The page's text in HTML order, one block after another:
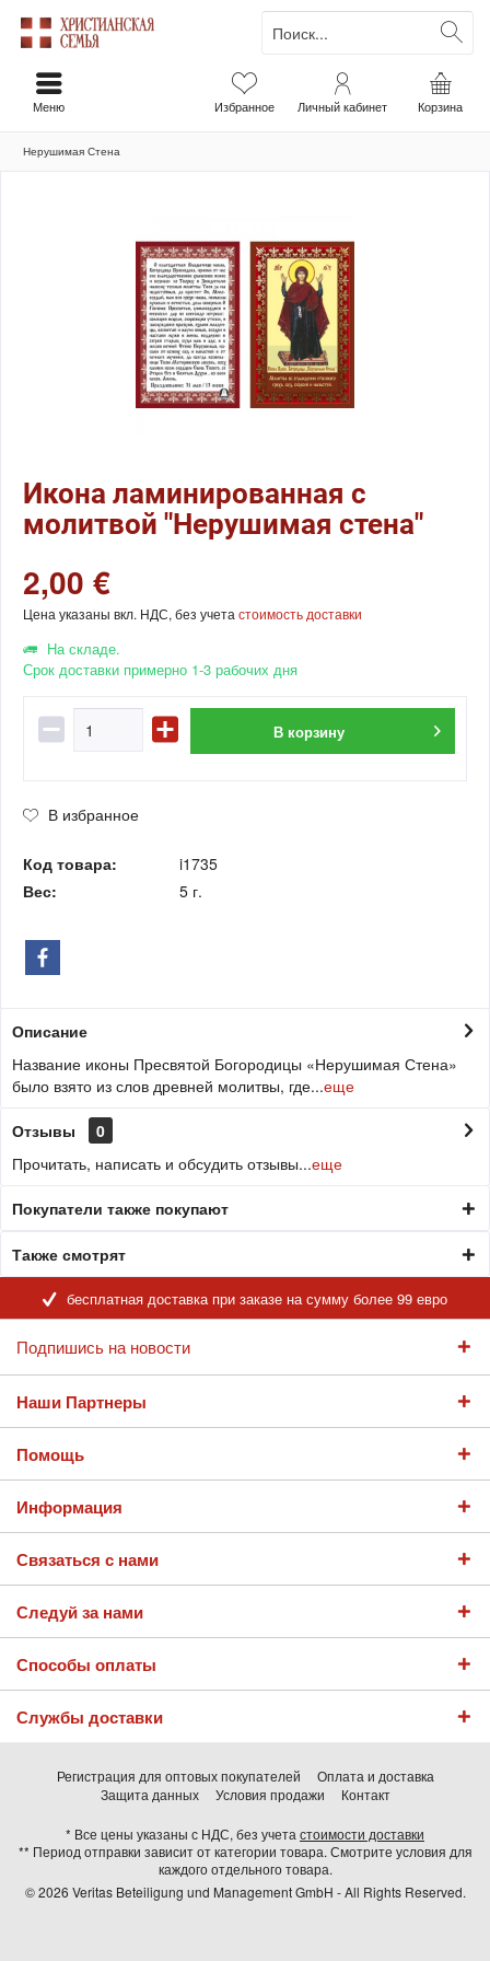
Корзина
Избранное Личный кабинет
Меню
Нерушимая Стена
Икона ламинированная с
молитвой "Нерушимая стена"
2,00 €
Цена указаны вкл. НДС, без учета стоимость доставки
На складе.
Срок доставки примерно 1-3 рабочих дня
В корзину
В избранное
Код товара:
i1735
Вес:
5 г.
Описание
Название иконы Пресвятой Богородицы «Нерушимая Стена»
было взято из слов древней молитвы, где...еще
Отзывы
0
Прочитать, написать и обсудить отзывы...еще
Покупатели также покупают
Также смотрят
бесплатная доставка при заказе на сумму более 99 евро
Подпишись на новости
Наши Партнеры
Помощь
Информация
Связаться с нами
Следуй за нами
Способы оплаты
Службы доставки
Регистрация для оптовых покупателей
Оплата и доставка
Защита данных
Условия продажи Контакт
* Все цены указаны с НДС, без учета стоимости доставки
** Период отправки зависит от категории товара. Смотрите условия для
каждого отдельного товара.
© 2026 Veritas Beteiligung und Management GmbH - All Rights Reserved.